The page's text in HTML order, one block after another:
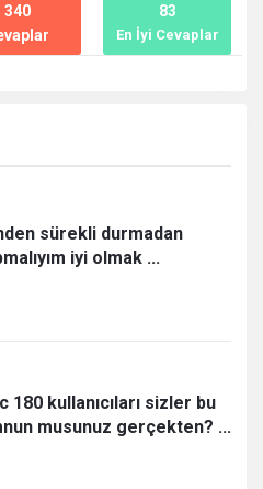
340
En İyi Cevaplar
83
sürekli durmadan
iyi olmak ...
kullanıcıları sizler bu
musunuz gerçekten? ...